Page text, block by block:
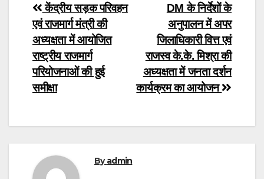
Post
navigation
DM के निर्देशों के
अनुपालन में अपर
जिलाधिकारी वित्त एवं
राजस्व के.के. मिश्रा की
अध्यक्षता में जनता दर्शन
कार्यक्रम का आयोजन
केंद्रीय सड़क परिवहन
एवं राजमार्ग मंत्री की
अध्यक्षता में आयोजित
राष्ट्रीय राजमार्ग
परियोजनाओं की हुई
समीक्षा
Byadmin